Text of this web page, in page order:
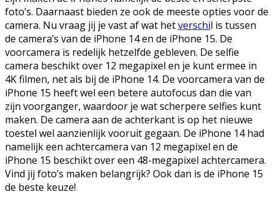
foto’s. Daarnaast bieden ze ook de meeste opties voor de
camera. Nu vraag jij je vast af wat hetverschil is tussen
de camera’s van de iPhone 14 en de iPhone 15. De
voorcamera is redelijk hetzelfde gebleven. De selfie
camera beschikt over 12 megapixel en je kunt ermee in
4K filmen, net als bij de iPhone 14. De voorcamera van de
iPhone 15 heeft wel een betere autofocus dan die van
zijn voorganger, waardoor je wat scherpere selfies kunt
maken. De camera aan de achterkant is op het nieuwe
toestel wel aanzienlijk vooruit gegaan. De iPhone 14 had
namelijk een achtercamera van 12 megapixel en de
iPhone 15 beschikt over een 48-megapixel achtercamera.
Vind jij foto’s maken belangrijk? Ook dan is de iPhone 15
de beste keuze!